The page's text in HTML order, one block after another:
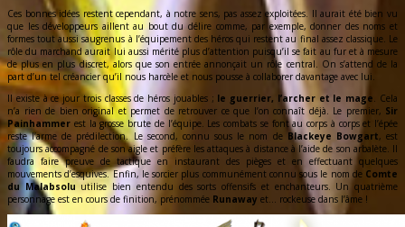
Ces bonnes idées restent cependant, à notre sens, pas assez exploitées. Il aurait été bien vu
que les développeurs aillent au bout du délire comme, par exemple, donner des noms et
formes tout aussi saugrenus à l’équipement des héros qui restent au final assez classique. Le
rôle du marchand aurait lui aussi mérité plus d’attention puisqu’il se fait au fur et à mesure
de plus en plus discret, alors que son entrée annonçait un rôle central. On s’attend de la
part d’un tel créancier qu’il nous harcèle et nous pousse à collaborer davantage avec lui.
Il existe à ce jour trois classes de héros jouables ; le guerrier, l’archer et le mage. Cela
n’a rien de bien original et permet de retrouver ce que l’on connaît déjà. Le premier, Sir
Painhammer est la grosse brute de l’équipe. Les combats se font au corps à corps et l’épée
reste l’arme de prédilection. Le second, connu sous le nom de Blackeye Bowgart, est
toujours accompagné de son aigle et préfère les attaques à distance à l’aide de son arbalète. Il
faudra faire preuve de tactique en instaurant des pièges et en effectuant quelques
mouvements d’esquives. Enfin, le sorcier plus communément connu sous le nom de Comte
du Malabsolu utilise bien entendu des sorts offensifs et enchanteurs. Un quatrième
personnage est en cours de finition, prénommée Runaway et… rockeuse dans l’âme !